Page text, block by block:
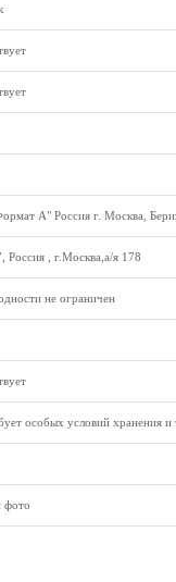
А" Россия г. Москва,
Россия , г.Москва,а/я 178
не ограничен
особых условий хранения и
фото